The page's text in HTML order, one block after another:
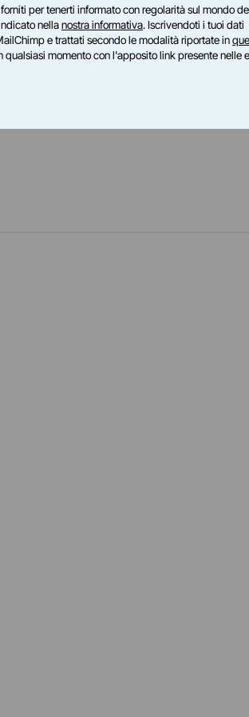
un’importante antologica in
la mostra itinerante Radici del
di Greenpeace contro l'uso
Terra Nuclearizzata(2009). I
Avati, Cristina Comencini,
per tenerti informato con regolarità sul mondo
nellanostra informativa. Iscrivendoti i tuoi dati
e trattati secondo le modalità riportate in
qualsiasi momento con l'apposito link presente nelle